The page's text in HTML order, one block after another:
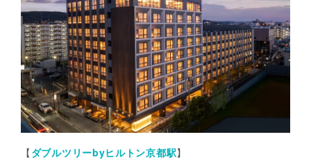
【 ダブルツリーbyヒルトン京都駅】